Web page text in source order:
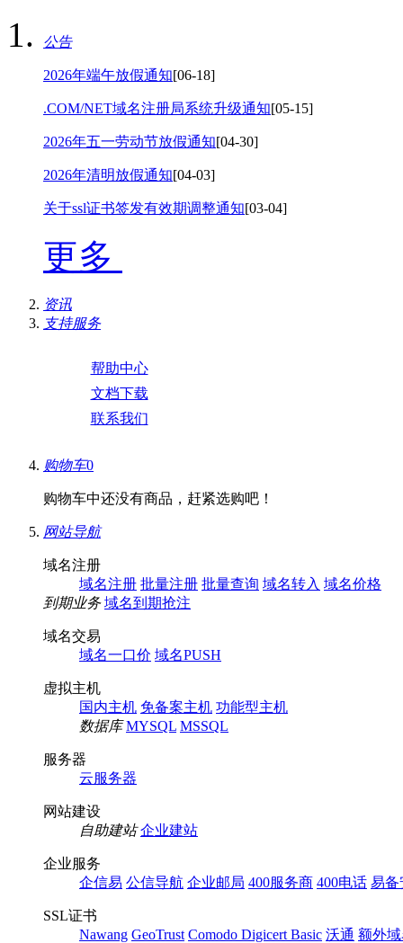
公告
2026年端午放假通知[06-18]
.COM/NET域名注册局系统升级通知[05-15]
2026年五一劳动节放假通知[04-30]
2026年清明放假通知[04-03]
关于ssl证书签发有效期调整通知[03-04]
更多
资讯
支持服务
帮助中心
文档下载
联系我们
购物车0
购物车中还没有商品，赶紧选购吧！
网站导航
域名注册
域名注册 批量注册 批量查询 域名转入 域名价格
到期业务 域名到期抢注
域名交易
域名一口价 域名PUSH
虚拟主机
国内主机 免备案主机 功能型主机
数据库 MYSQL MSSQL
服务器
云服务器
网站建设
自助建站 企业建站
企业服务
企信易 公信导航 企业邮局 400服务商 400电话 易备
SSL证书
Nawang GeoTrust Comodo Digicert Basic 沃通 额外